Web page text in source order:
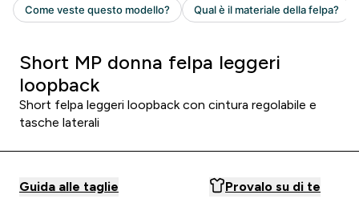
Short MP donna felpa leggeri
loopback
Short felpa leggeri loopback con cintura regolabile e
tasche laterali
Guida alle taglie Provalo su di te